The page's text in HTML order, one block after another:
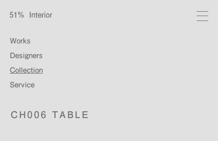
Works
Designers
Collection
Service
CH006 TABLE